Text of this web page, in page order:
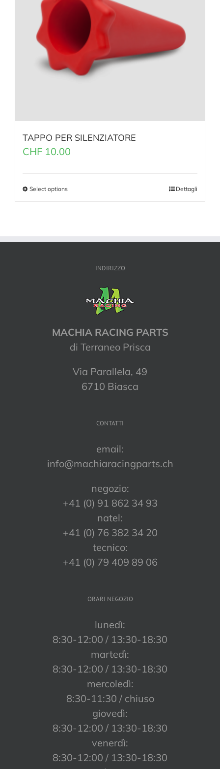
TAPPO PER SILENZIATORE
CHF 10.00
Select options Dettagli
INDIRIZZO
MACHIA RACING PARTS
di Terraneo Prisca
Via Parallela, 49
6710 Biasca
CONTATTI
email:
info@machiaracingparts.ch
negozio:
+41 (0) 91 862 34 93
natel:
+41 (0) 76 382 34 20
tecnico:
+41 (0) 79 409 89 06
ORARI NEGOZIO
lunedì:
8:30-12:00 / 13:30-18:30
martedì:
8:30-12:00 / 13:30-18:30
mercoledì:
8:30-11:30 / chiuso
giovedì:
8:30-12:00 / 13:30-18:30
venerdì:
8:30-12:00 / 13:30-18:30